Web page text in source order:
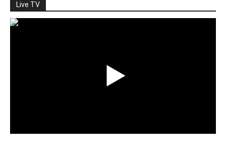
Live TV